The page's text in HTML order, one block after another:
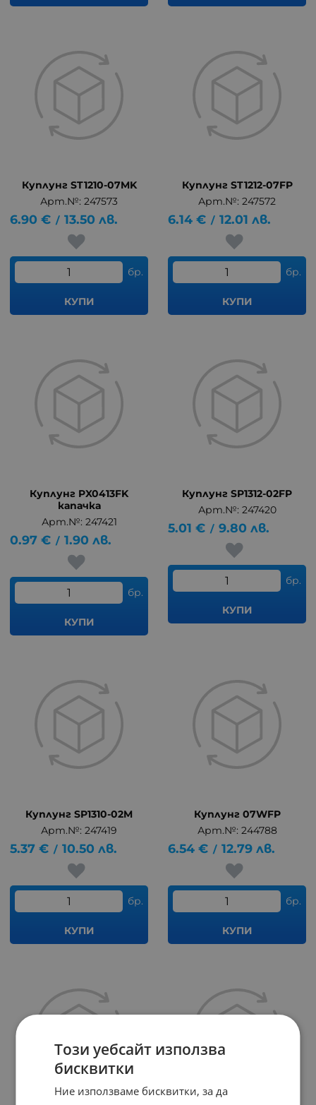
Куплунг ST1210-07MK
Арт.№: 247573
6.90 € / 13.50 лв.
бр.
КУПИ
Куплунг ST1212-07FP
Арт.№: 247572
6.14 € / 12.01 лв.
бр.
КУПИ
Куплунг PX0413FK
капачка
Арт.№: 247421
0.97 € / 1.90 лв.
бр.
КУПИ
Куплунг SP1312-02FP
Арт.№: 247420
5.01 € / 9.80 лв.
бр.
КУПИ
Куплунг SP1310-02M
Арт.№: 247419
5.37 € / 10.50 лв.
бр.
КУПИ
Куплунг 07WFP
Арт.№: 244788
6.54 € / 12.79 лв.
бр.
КУПИ
Този уебсайт използва
бисквитки
Ние използваме бисквитки, за да